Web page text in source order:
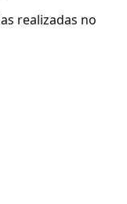
realizadas no